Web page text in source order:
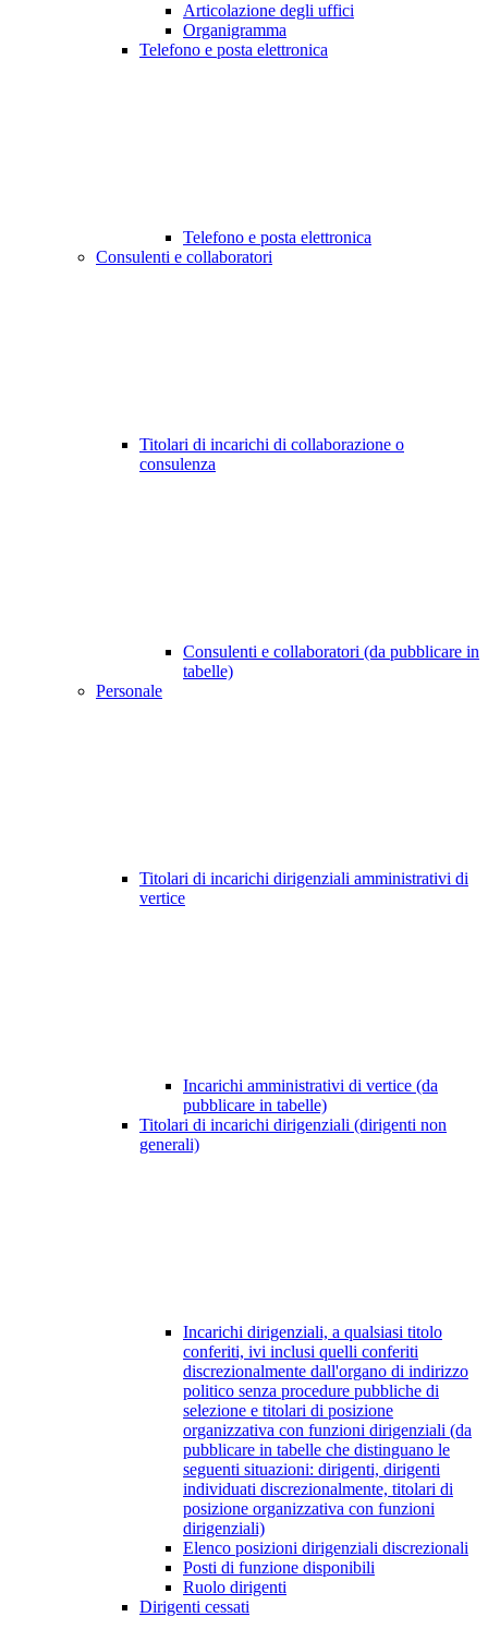
Articolazione degli uffici
Organigramma
Telefono e posta elettronica
Telefono e posta elettronica
Consulenti e collaboratori
Titolari di incarichi di collaborazione o
consulenza
Consulenti e collaboratori (da pubblicare in
tabelle)
Personale
Titolari di incarichi dirigenziali amministrativi di
vertice
Incarichi amministrativi di vertice (da
pubblicare in tabelle)
Titolari di incarichi dirigenziali (dirigenti non
generali)
Incarichi dirigenziali, a qualsiasi titolo
conferiti, ivi inclusi quelli conferiti
discrezionalmente dall'organo di indirizzo
politico senza procedure pubbliche di
selezione e titolari di posizione
organizzativa con funzioni dirigenziali (da
pubblicare in tabelle che distinguano le
seguenti situazioni: dirigenti, dirigenti
individuati discrezionalmente, titolari di
posizione organizzativa con funzioni
dirigenziali)
Elenco posizioni dirigenziali discrezionali
Posti di funzione disponibili
Ruolo dirigenti
Dirigenti cessati